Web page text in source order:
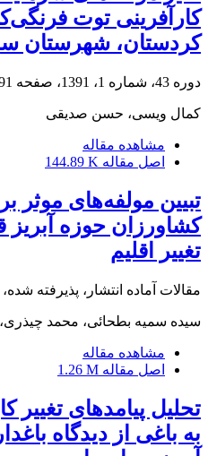
کارآفرینی توت
کردستان، شهرستان
دوره 43، شماره 1، 1391، صفحه 97
کمال ویسی، حسن صدیقی
مشاهده مقاله
اصل مقاله 144.89 K
تبیین مولفه‌های موثر
کشاورزان حوزه آبریز
تغییر اقلیم
مقالات آماده انتشار، پذیرفته شده،
سیده سمیه بطحائی، محمد
مشاهده مقاله
اصل مقاله 1.26 M
تحلیل پیامدهای
به باغی از دیدگاه